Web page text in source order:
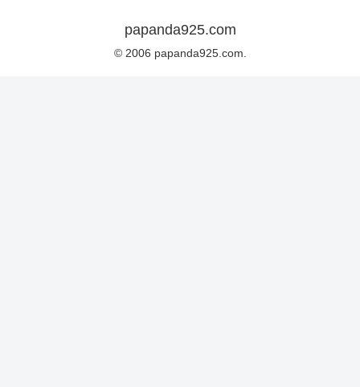
papanda925.com
© 2006 papanda925.com.